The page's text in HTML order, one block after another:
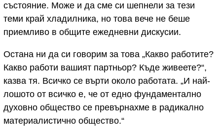
състояние. Може и да сме си шепнели за тези
теми край хладилника, но това вече не беше
приемливо в общите ежедневни дискусии.
Остана ни да си говорим за това „Какво работите?
Какво работи вашият партньор? Къде живеете?“,
казва тя. Всичко се върти около работата. „И най-
лошото от всичко е, че от едно фундаментално
духовно общество се превърнахме в радикално
материалистично общество.“